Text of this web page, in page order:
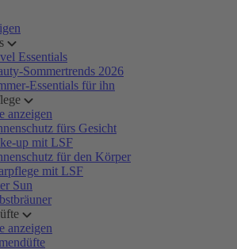
Essentials
Sommertrends 2026
Essentials für ihn
anzeigen
fürs Gesicht
up mit LSF
für den Körper
mit LSF
Sun
anzeigen